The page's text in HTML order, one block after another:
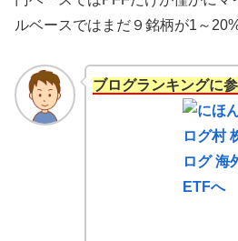
ルベースではまだ９銘柄が1～
ブログランキングに